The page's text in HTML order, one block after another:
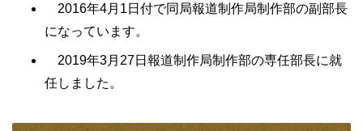
2016年4月1日付で同局報道制作局制作部の副部長
になっています。
2019年3月27日報道制作局制作部の専任部長に就
任しました。